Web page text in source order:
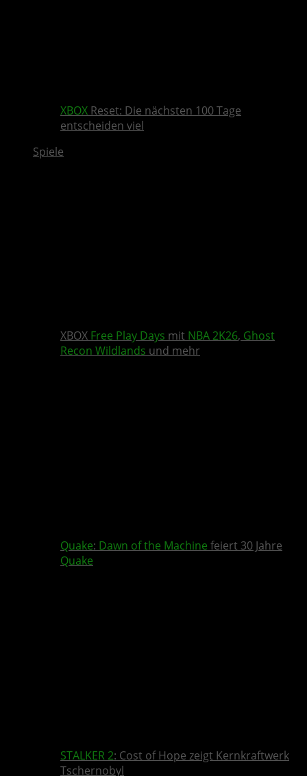
XBOX Reset: Die nächsten 100 Tage
entscheiden viel
Spiele
XBOX Free Play Days mit NBA 2K26, Ghost
Recon Wildlands und mehr
Quake: Dawn of the Machine feiert 30 Jahre
Quake
STALKER 2: Cost of Hope zeigt Kernkraftwerk
Tschernobyl